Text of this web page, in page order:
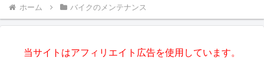
ホーム バイクのメンテナンス
当サイトはアフィリエイト広告を使用しています。